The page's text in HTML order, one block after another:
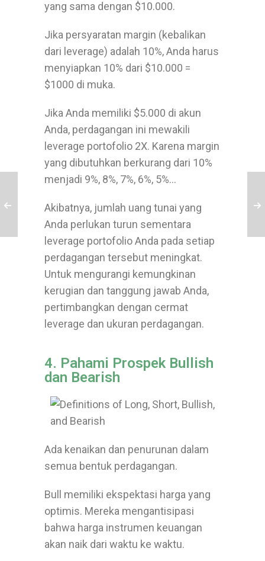
yang sama dengan $10.000.
Jika persyaratan margin (kebalikan
dari leverage) adalah 10%, Anda harus
menyiapkan 10% dari $10.000 =
$1000 di muka.
Jika Anda memiliki $5.000 di akun
Anda, perdagangan ini mewakili
leverage portofolio 2X. Karena margin
yang dibutuhkan berkurang dari 10%
menjadi 9%, 8%, 7%, 6%, 5%…
Akibatnya, jumlah uang tunai yang
Anda perlukan turun sementara
leverage portofolio Anda pada setiap
perdagangan tersebut meningkat.
Untuk mengurangi kemungkinan
kerugian dan tanggung jawab Anda,
pertimbangkan dengan cermat
leverage dan ukuran perdagangan.
4. Pahami Prospek Bullish
dan Bearish
Ada kenaikan dan penurunan dalam
semua bentuk perdagangan.
Bull memiliki ekspektasi harga yang
optimis. Mereka mengantisipasi
bahwa harga instrumen keuangan
akan naik dari waktu ke waktu.